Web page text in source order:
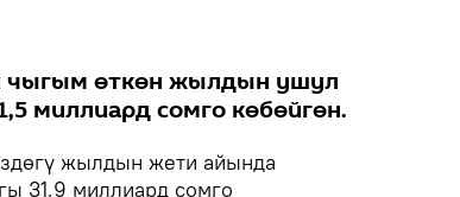
чыгым өткөн жылдын ушул
миллиард сомго көбөйгөн.
жылдын жети айында
31,9 миллиард сомго